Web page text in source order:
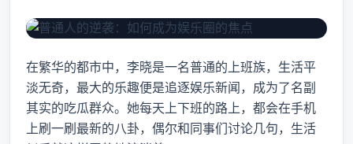
在繁华的都市中，李晓是一名普通的上班族，生活平
淡无奇，最大的乐趣便是追逐娱乐新闻，成为了名副
其实的吃瓜群众。她每天上下班的路上，都会在手机
上刷一刷最新的八卦，偶尔和同事们讨论几句，生活